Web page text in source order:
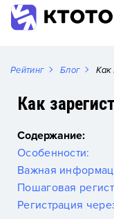
Рейтинг Блог Как
Как
Содержание:
Особенности:
Важная
Пошаговая
Регистрация